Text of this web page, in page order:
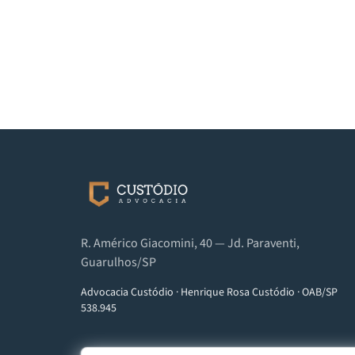
R. Américo Giacomini, 40 — Jd. Paraventi,
Guarulhos/SP
Advocacia Custódio · Henrique Rosa Custódio ·OAB/SP
538.945